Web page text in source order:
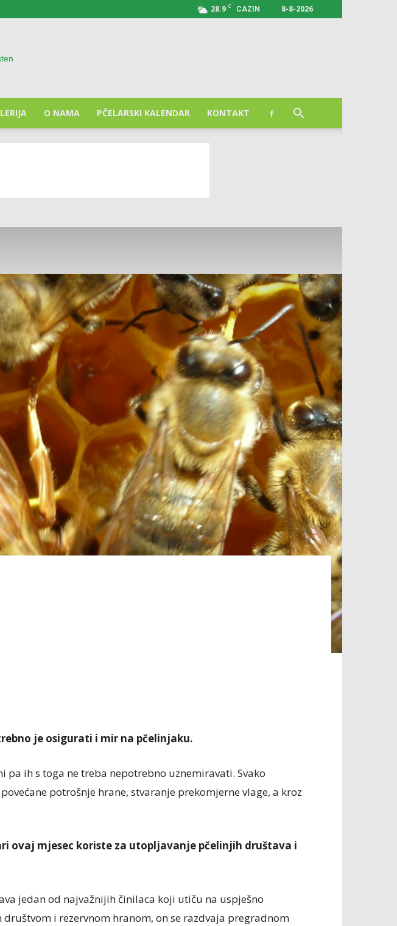
28.9 C CAZIN 8-8-2026
O NAMA PČELARSKI KALENDAR KONTAKT
je osigurati i mir na pčelinjaku.
ih s toga ne treba nepotrebno uznemiravati. Svako
potrošnje hrane, stvaranje prekomjerne vlage, a kroz
ovaj mjesec koriste za utopljavanje pčelinjih društava i
jedan od najvažnijih činilaca koji utiču na uspješno
i rezervnom hranom, on se razdvaja pregradnom